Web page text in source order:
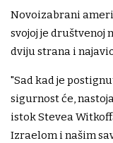
Novoizabrani
svojoj je društvenoj
dviju strana i
"Sad kad je
sigurnost će,
istok Stevea
Izraelom i našim